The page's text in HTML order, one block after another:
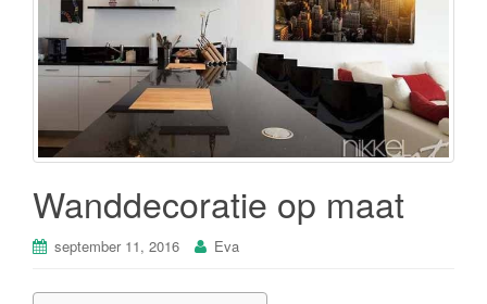
a
t
i
e
Wanddecoratie op maat
september 11, 2016 Eva